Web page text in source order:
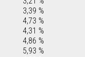
3,39 %
4,73 %
4,31 %
4,86 %
5,93 %